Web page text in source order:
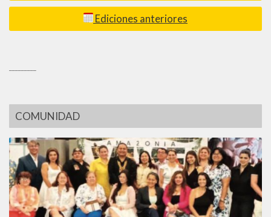
Ediciones anteriores
COMUNIDAD